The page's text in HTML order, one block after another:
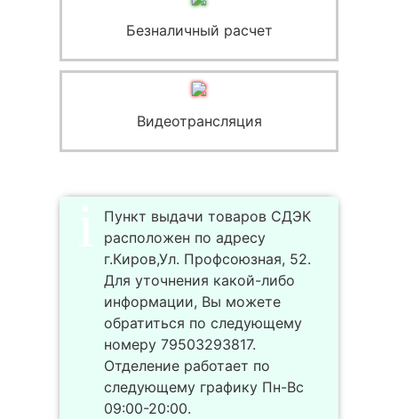
Безналичный расчет
Видеотрансляция
Пункт выдачи товаров СДЭК
расположен по адресу
г.Киров,Ул. Профсоюзная, 52.
Для уточнения какой-либо
информации, Вы можете
обратиться по следующему
номеру 79503293817.
Отделение работает по
следующему графику Пн-Вс
09:00-20:00.